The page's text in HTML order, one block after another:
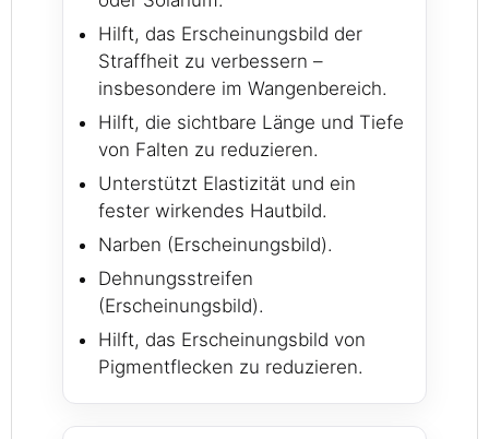
Hilft, das Erscheinungsbild der
Straffheit zu verbessern –
insbesondere im Wangenbereich.
Hilft, die sichtbare Länge und Tiefe
von Falten zu reduzieren.
Unterstützt Elastizität und ein
fester wirkendes Hautbild.
Narben (Erscheinungsbild).
Dehnungsstreifen
(Erscheinungsbild).
Hilft, das Erscheinungsbild von
Pigmentflecken zu reduzieren.